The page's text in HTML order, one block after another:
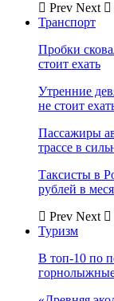
Prev Next
Транспорт
Пробки
стоит ехать
Утренние
не стоит
Пассажиры
трассе в
Таксисты в
рублей в
Prev Next
Туризм
В топ-10 по